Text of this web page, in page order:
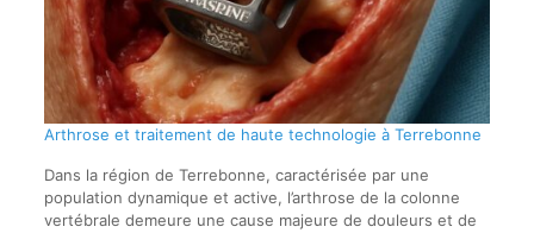
Arthrose et traitement de haute technologie à Terrebonne
Dans la région de Terrebonne, caractérisée par une
population dynamique et active, l’arthrose de la colonne
vertébrale demeure une cause majeure de douleurs et de